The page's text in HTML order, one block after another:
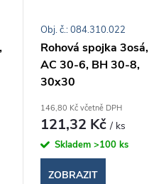
Rohová spojka 3osá,
AC 30-6, BH 30-8,
30x30
146,80 Kč včetně DPH
121,32 Kč/ ks
Skladem >100 ks
ZOBRAZIT
Obj. č.: 084.310.022